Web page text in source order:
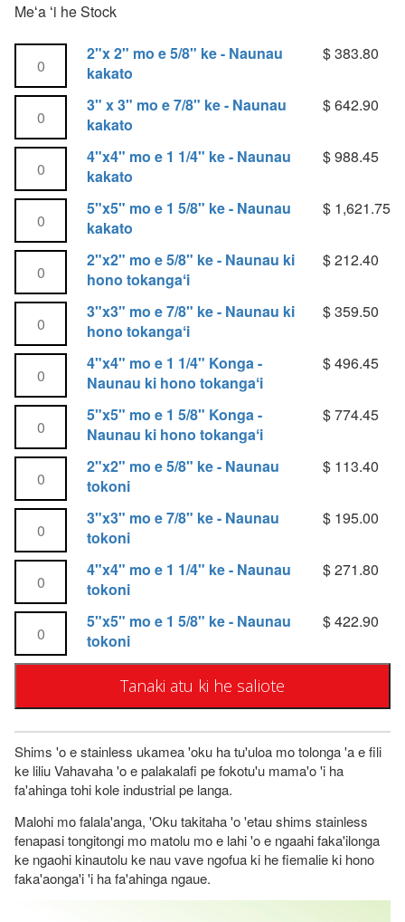
t
g
i
'
e
n
g
a
h
i
t
o
t
o
g
i
:
Meʻa ʻi he Stock
2"x
2
mo
e
ke
-
Lahi
kakato
ʻo
e
Kit
2"x 2" mo e 5/8" ke - Naunau
kakato
$383.80
3"
3"
mo
e
ke
-
Lahi
kakato
ʻo
e
Kit
3" x 3" mo e 7/8" ke - Naunau
kakato
$642.90
4"x4
mo
e
1
ke
-
Lahi
kakato
ʻo
e
Kit
4"x4" mo e 1 1/4" ke - Naunau
kakato
$988.45
5"x5
mo
e
1
ke
-
Lahi
kakato
ʻo
e
Kit
5"x5" mo e 1 5/8" ke - Naunau
kakato
$ 1,621.75
2"x2
mo
e
5/8"
-
Ko
e
lahi
'o
e
Kit
Tauhi
2"x2" mo e 5/8" ke - Naunau ki
hono tokangaʻi
$212.40
3"x3
mo
e
7/8"
-
Ko
e
lahi
'o
e
Kit
Tauhi
3"x3" mo e 7/8" ke - Naunau ki
hono tokangaʻi
$359.50
4"x4
mo
e
1
Konga
-
Ko
e
lahi
'o
e
Kit
4"x4" mo e 1 1/4" Konga -
Naunau ki hono tokangaʻi
$496.45
5"x5
mo
e
1
Konga
-
Ko
e
lahi
'o
e
Kit
5"x5" mo e 1 5/8" Konga -
Naunau ki hono tokangaʻi
$774.45
2"x2
mo
e
5/8"
-
Ko
e
lahi
'o
e
'o
Ngaue
2"x2" mo e 5/8" ke - Naunau
tokoni
$ 113.40
3"x3
mo
e
7/8"
-
Ko
e
e
Kit
'o
e
Ngaue
3"x3" mo e 7/8" ke - Naunau
tokoni
$ 195.00
4"x4
mo
e
1
ke
Ko
e
lahi
'o
e
'o
e
Ngaue
4"x4" mo e 1 1/4" ke - Naunau
tokoni
$271.80
5"x5
mo
e
-
Ko
e
lahi
'o
e
Kit
'o
5"x5" mo e 1 5/8" ke - Naunau
tokoni
$422.90
Tanaki atu ki he saliote
Shims 'o e stainless ukamea 'oku ha tu'uloa mo tolonga 'a e fili
ke liliu Vahavaha 'o e palakalafi pe fokotu'u mama'o 'i ha
fa'ahinga tohi kole industrial pe langa.
Malohi mo falala'anga, 'Oku takitaha 'o 'etau shims stainless
fenapasi tongitongi mo matolu mo e lahi 'o e ngaahi faka'ilonga
ke ngaohi kinautolu ke nau vave ngofua ki he fiemalie ki hono
faka'aonga'i 'i ha fa'ahinga ngaue.